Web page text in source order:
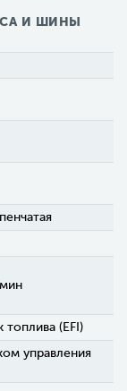
И ШИНЫ
(EFI)
управления